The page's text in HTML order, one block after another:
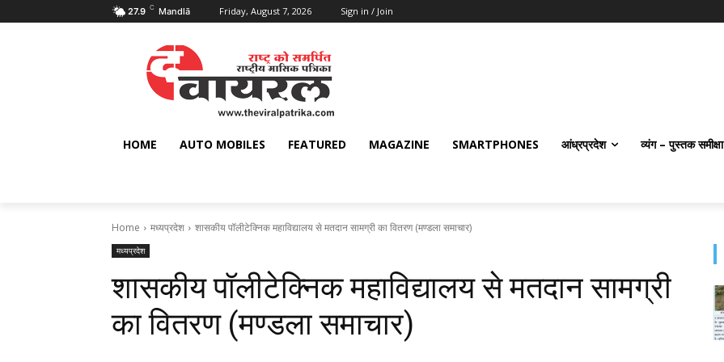
27.9 C Mandlā Friday, August 7, 2026 Sign in / Join
HOME AUTO MOBILES FEATURED MAGAZINE SMARTPHONES आंध्रप्रदेश व्यंग – पुस्तक समीक्षा
Home मध्यप्रदेश शासकीय पॉलीटेक्निक महाविद्यालय से मतदान सामग्री का वितरण (मण्‍डला समाचार)
मध्यप्रदेश
शासकीय पॉलीटेक्निक महाविद्यालय से मतदान सामग्री
का वितरण (मण्‍डला समाचार)